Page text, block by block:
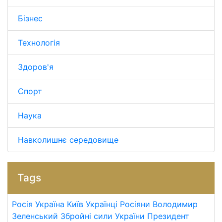
Бізнес
Технологія
Здоров'я
Спорт
Наука
Навколишнє середовище
Tags
Росія Україна Київ Українці Росіяни Володимир
Зеленський Збройні сили України Президент